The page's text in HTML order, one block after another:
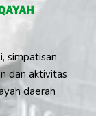
simpatisan
dan aktivitas
daerah